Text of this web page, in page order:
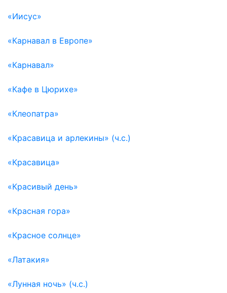
«Иисус»
«Карнавал в Европе»
«Карнавал»
«Кафе в Цюрихе»
«Клеопатра»
«Красавица и арлекины» (ч.с.)
«Красавица»
«Красивый день»
«Красная гора»
«Красное солнце»
«Латакия»
«Лунная ночь» (ч.с.)